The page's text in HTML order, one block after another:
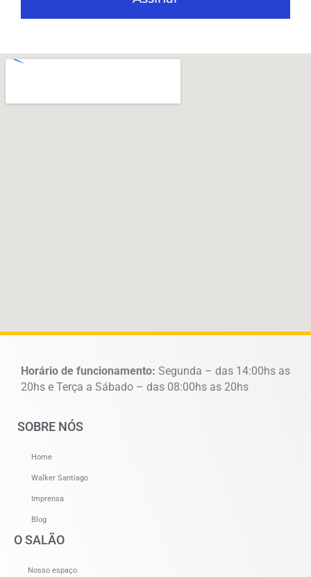
Horário de funcionamento: Segunda – das 14:00hs as
20hs e Terça a Sábado – das 08:00hs as 20hs
SOBRE NÓS
Home
Walker Santiago
Imprensa
Blog
O SALÃO
Nosso espaço